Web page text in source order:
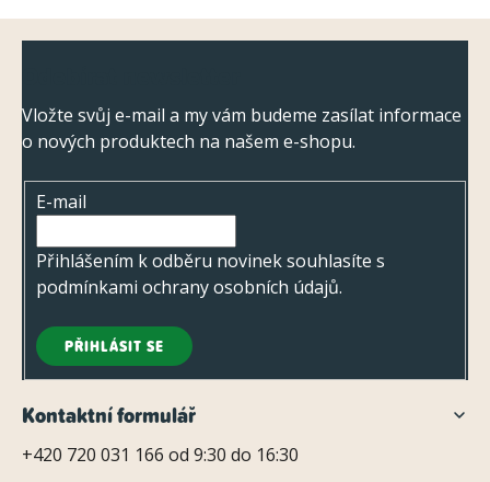
Vložte svůj e-mail a my vám budeme zasílat informace
o nových produktech na našem e-shopu.
E-mail
Přihlášením k odběru novinek souhlasíte s
podmínkami ochrany osobních údajů.
PŘIHLÁSIT SE
Kontaktní formulář
+420 720 031 166 od 9:30 do 16:30